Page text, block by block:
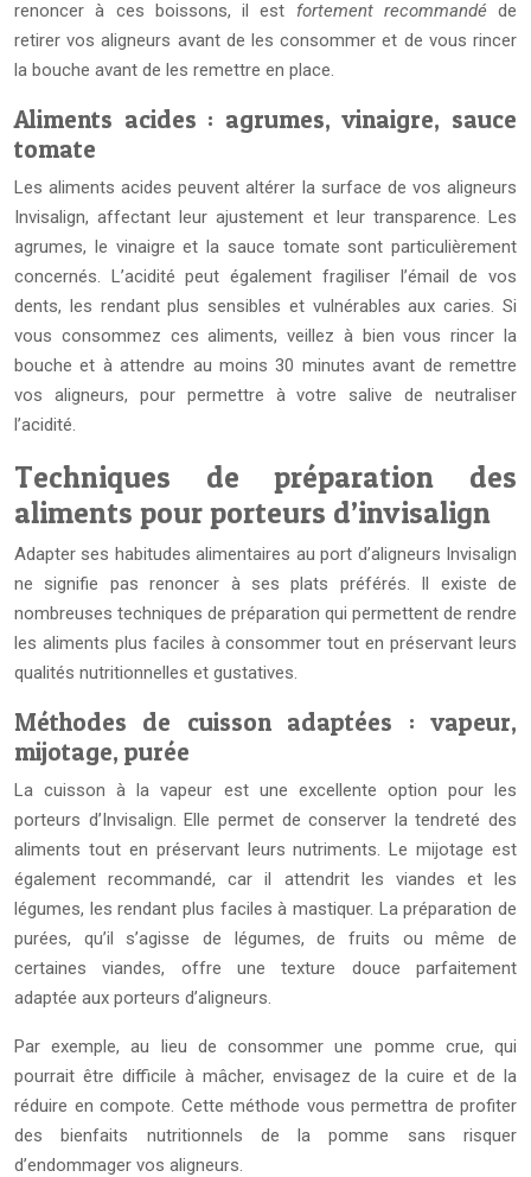
renoncer à ces boissons, il est fortement recommandé de
retirer vos aligneurs avant de les consommer et de vous rincer
la bouche avant de les remettre en place.
Aliments acides : agrumes, vinaigre, sauce
tomate
Les aliments acides peuvent altérer la surface de vos aligneurs
Invisalign, affectant leur ajustement et leur transparence. Les
agrumes, le vinaigre et la sauce tomate sont particulièrement
concernés. L’acidité peut également fragiliser l’émail de vos
dents, les rendant plus sensibles et vulnérables aux caries. Si
vous consommez ces aliments, veillez à bien vous rincer la
bouche et à attendre au moins 30 minutes avant de remettre
vos aligneurs, pour permettre à votre salive de neutraliser
l’acidité.
Techniques de préparation des
aliments pour porteurs d’invisalign
Adapter ses habitudes alimentaires au port d’aligneurs Invisalign
ne signifie pas renoncer à ses plats préférés. Il existe de
nombreuses techniques de préparation qui permettent de rendre
les aliments plus faciles à consommer tout en préservant leurs
qualités nutritionnelles et gustatives.
Méthodes de cuisson adaptées : vapeur,
mijotage, purée
La cuisson à la vapeur est une excellente option pour les
porteurs d’Invisalign. Elle permet de conserver la tendreté des
aliments tout en préservant leurs nutriments. Le mijotage est
également recommandé, car il attendrit les viandes et les
légumes, les rendant plus faciles à mastiquer. La préparation de
purées, qu’il s’agisse de légumes, de fruits ou même de
certaines viandes, offre une texture douce parfaitement
adaptée aux porteurs d’aligneurs.
Par exemple, au lieu de consommer une pomme crue, qui
pourrait être difficile à mâcher, envisagez de la cuire et de la
réduire en compote. Cette méthode vous permettra de profiter
des bienfaits nutritionnels de la pomme sans risquer
d’endommager vos aligneurs.